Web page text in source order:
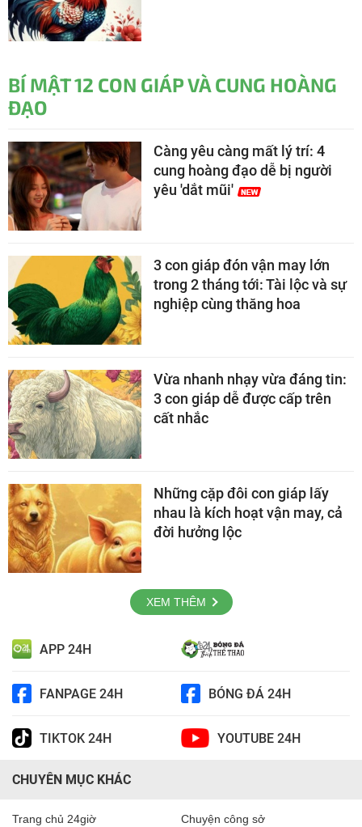
BÍ MẬT 12 CON GIÁP VÀ CUNG HOÀNG
ĐẠO
Càng yêu càng mất lý trí: 4
cung hoàng đạo dễ bị người
yêu 'dắt mũi'
3 con giáp đón vận may lớn
trong 2 tháng tới: Tài lộc và sự
nghiệp cùng thăng hoa
Vừa nhanh nhạy vừa đáng tin:
3 con giáp dễ được cấp trên
cất nhắc
Những cặp đôi con giáp lấy
nhau là kích hoạt vận may, cả
đời hưởng lộc
XEM THÊM
APP 24H
FANPAGE 24H BÓNG ĐÁ 24H
TIKTOK 24H YOUTUBE 24H
CHUYÊN MỤC KHÁC
Trang chủ 24giờ Chuyện công sở